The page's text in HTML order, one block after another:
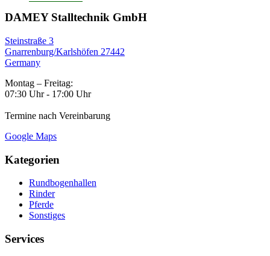
DAMEY Stalltechnik GmbH
Steinstraße 3
Gnarrenburg/Karlshöfen 27442
Germany
Montag – Freitag:
07:30 Uhr - 17:00 Uhr
Termine nach Vereinbarung
Google Maps
Kategorien
Rundbogenhallen
Rinder
Pferde
Sonstiges
Services